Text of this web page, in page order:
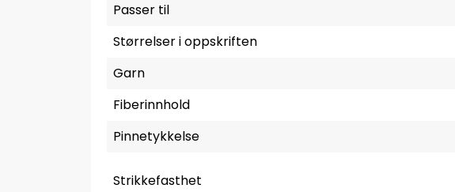
Passer til
Størrelser i oppskriften
Garn
Fiberinnhold
Pinnetykkelse
Strikkefasthet